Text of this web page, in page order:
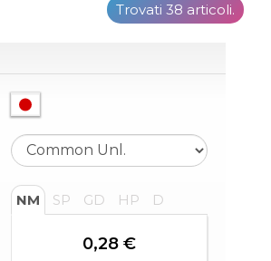
Trovati 38 articoli.
NM SP GD HP D
0,28 €